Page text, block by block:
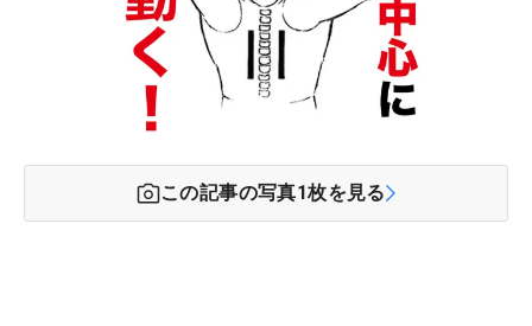
この記事の写真1枚を見る